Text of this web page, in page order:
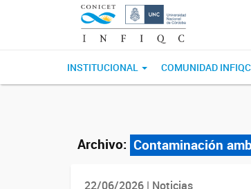
INSTITUCIONAL COMUNIDAD INFIQC
Archivo: Contaminación
22/06/2026 | Noticias